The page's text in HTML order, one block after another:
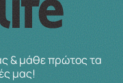
& μάθε πρώτος τα
μας!